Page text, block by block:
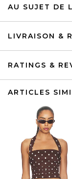
AU SUJET DE
LIVRAISON &
RATINGS &
ARTICLES